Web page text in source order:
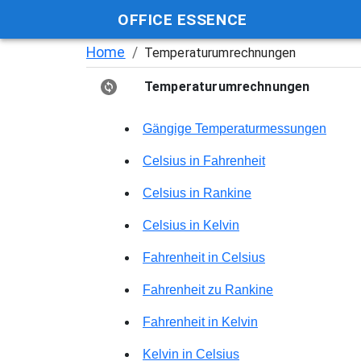
OFFICE ESSENCE
Home / Temperaturumrechnungen
Temperaturumrechnungen
Gängige Temperaturmessungen
Celsius in Fahrenheit
Celsius in Rankine
Celsius in Kelvin
Fahrenheit in Celsius
Fahrenheit zu Rankine
Fahrenheit in Kelvin
Kelvin in Celsius